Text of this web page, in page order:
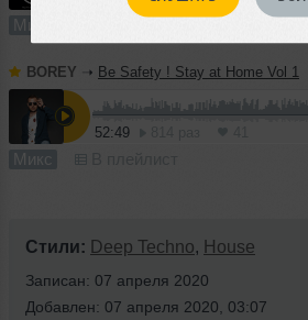
Микс
BOREY ➝ Be Safety ! Stay at Home Vol 1
52:49
Микс
Стили: Deep Techno, House
Записан: 07 апреля 2020
Добавлен: 07 апреля 2020, 03:07